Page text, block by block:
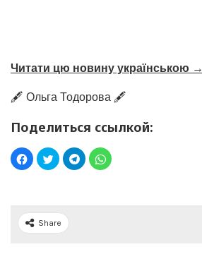
Читати цю новину українською →
🖋️ Ольга Тодорова 🖋️
Поделиться ссылкой:
Share